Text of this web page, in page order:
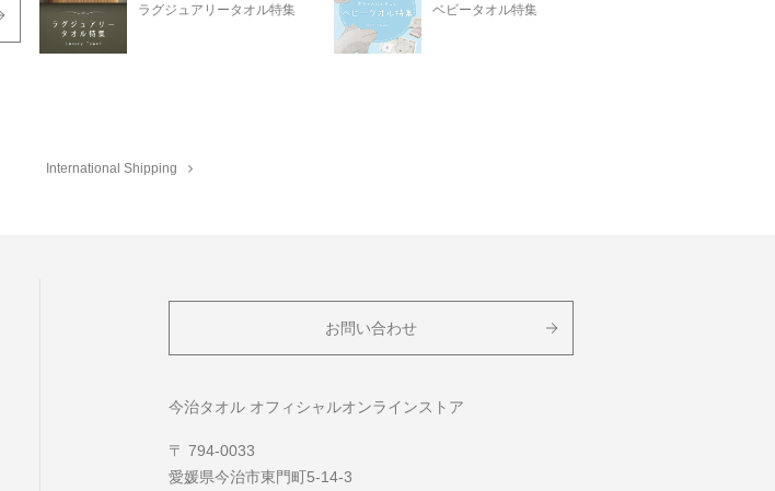
ラグジュアリータオル特集 ベビータオル特集
International Shipping
お問い合わせ
今治タオル オフィシャルオンラインストア
〒 794-0033
愛媛県今治市東門町5-14-3